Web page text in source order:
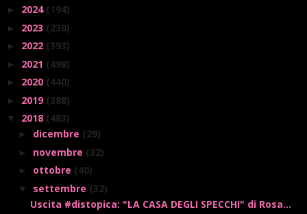
► 2024 (194)
► 2023 (230)
► 2022 (393)
► 2021 (498)
► 2020 (440)
► 2019 (388)
▼ 2018 (483)
► dicembre (29)
► novembre (32)
► ottobre (40)
▼ settembre (32)
Uscita #distopica: "LA CASA DEGLI SPECCHI" di Rosa...